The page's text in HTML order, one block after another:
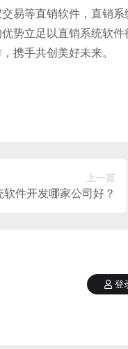
易等直销软件，直销
势立足以直销系统软
携手共创美好未来。
上一篇
件开发哪家公司好？
登